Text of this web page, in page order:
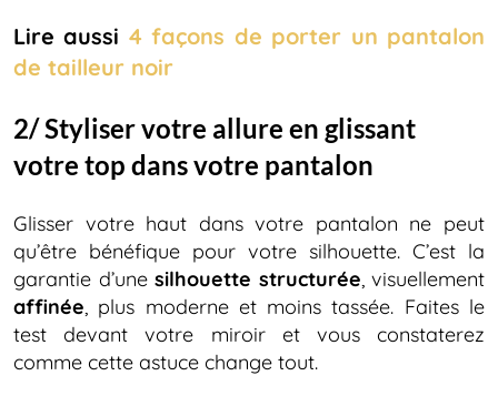
Lire aussi 4 façons de porter un pantalon
de tailleur noir
2/ Styliser votre allure en glissant
votre top dans votre pantalon
Glisser votre haut dans votre pantalon ne peut
qu’être bénéfique pour votre silhouette. C’est la
garantie d’une silhouette structurée, visuellement
affinée, plus moderne et moins tassée. Faites le
test devant votre miroir et vous constaterez
comme cette astuce change tout.